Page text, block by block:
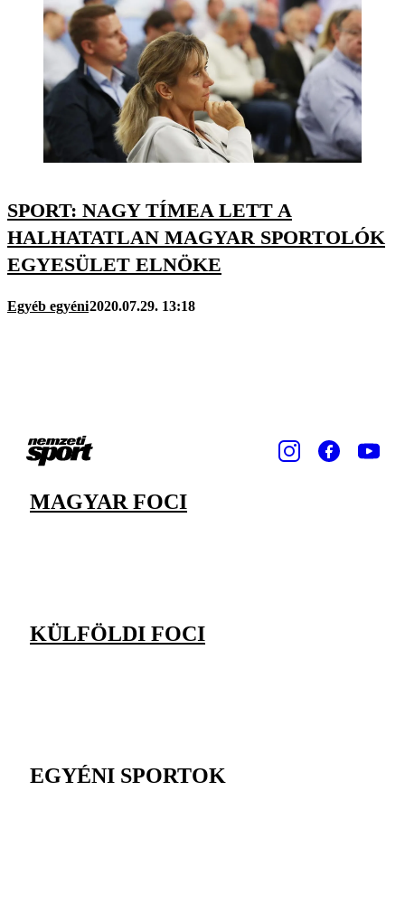
SPORT: NAGY TÍMEA LETT A
HALHATATLAN MAGYAR SPORTOLÓK
EGYESÜLET ELNÖKE
Egyéb egyéni2020.07.29. 13:18
MAGYAR FOCI
KÜLFÖLDI FOCI
EGYÉNI SPORTOK